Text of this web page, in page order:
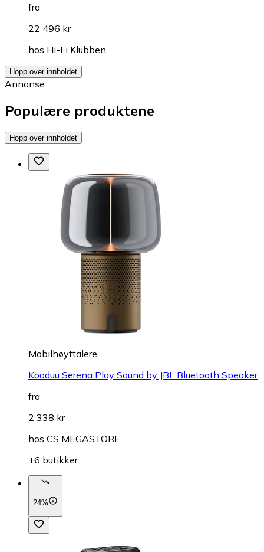
fra
22 496 kr
hos Hi-Fi Klubben
Hopp over innholdet
Annonse
Populære produktene
Hopp over innholdet
Mobilhøyttalere
Kooduu Serena Play Sound by JBL Bluetooth Speaker
fra
2 338 kr
hos CS MEGASTORE
+6 butikker
24%